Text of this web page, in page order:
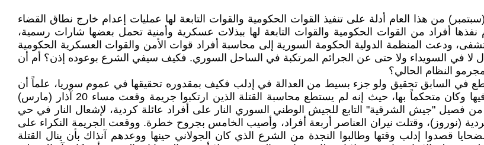
كانت منظمة العفو الدولية قد كشفت في 2 أيلول (سبتمبر) من هذا العام أدلة على تنفيذ القوات الحكومية والقوات التابعة لها عمليات إعدام خارج نطاق القضاء
أفراد من القوات الحكومية والقوات التابعة لها ببذلات عسكرية وأمنية تحمل بعضها شارات رسمية،
ودعت المنظمة الدولية الحكومة السورية إلى محاسبة أفراد قوات الأمن والقوات العسكرية الحكومية
لا في السويداء ولا حتى عن الجرائم المرتكبة في الساحل السوري. فكيف سيفي الشرع بوعوده إذن؟ أم أن
النظام الحالي؟
في السابق تحقيق ولو جزء بسيط من العدالة في إدلب فكيف بمقدوره تحقيقها في عموم سوريا، علماً أن
إدلب كانت في قبضته وكان بمقدوره آنذاك معرفة كل شاردة وواردة فيها وكان متحكماً بها، حيث إنه لم يستطع محاسبة القتلة الذين ارتكبوا جريمة وقعت مساء 20 آذار (مارس)
من فصيل "جيش الشرقية" التابع للجيش الوطني السوري النار على أفراد عائلة كردية، لإشعال النار في حي
(نوروز)، وقتلت نيران العناصر أربعة أفراد، وأصيب الخامس بجروح خطرة. ووقعت الجريمة النكراء على
قصدوا إدلب وقتها وطالبوا النجدة من الشرع الذي كان الجولاني حينها ووعدهم آنذاك بأن ينال القتلة